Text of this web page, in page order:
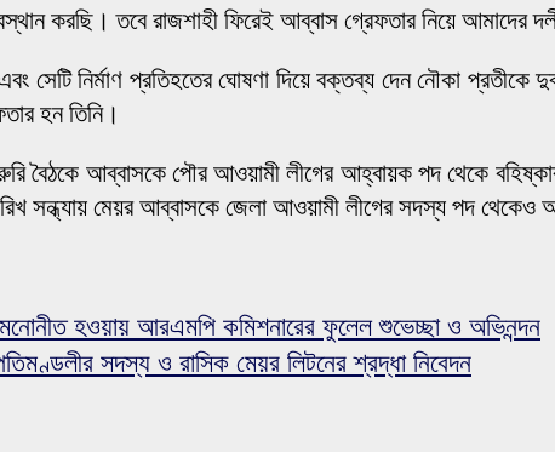
করছি। তবে রাজশাহী ফিরেই আব্বাস গ্রেফতার নিয়ে আমাদের
সেটি নির্মাণ প্রতিহতের ঘোষণা দিয়ে বক্তব্য দেন নৌকা
হন তিনি।
বৈঠকে আব্বাসকে পৌর আওয়ামী লীগের আহ্বায়ক পদ থেকে
সন্ধ্যায় মেয়র আব্বাসকে জেলা আওয়ামী লীগের সদস্য পদ থেকেও
হওয়ায় আরএমপি কমিশনারের ফুলেল শুভেচ্ছা ও অভিনন্দন
সদস্য ও রাসিক মেয়র লিটনের শ্রদ্ধা নিবেদন